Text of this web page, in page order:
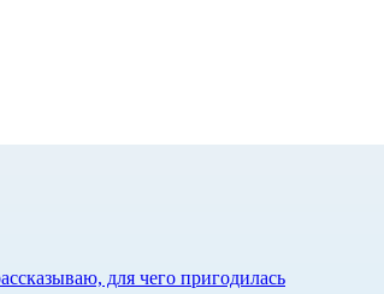
для чего пригодилась